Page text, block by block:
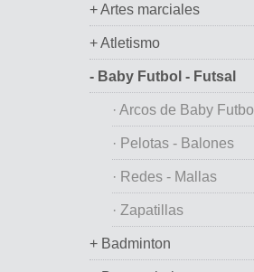
+ Artes marciales
+ Atletismo
- Baby Futbol - Futsal
· Arcos de Baby Futbol
· Pelotas - Balones
· Redes - Mallas
· Zapatillas
+ Badminton